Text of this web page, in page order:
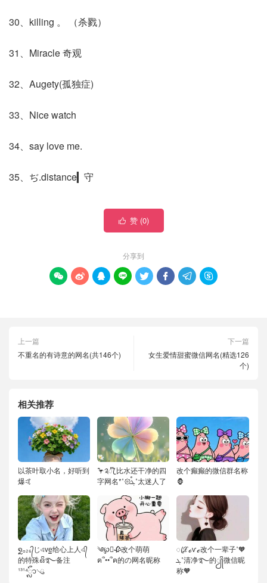
30、killing 。 （杀戮）
31、Miracle 奇观
32、Augety(孤独症)
33、Nice watch
34、say love me.
35、ぢ.distance▎守
 赞 (0)
分享到
       
上一篇
不重名的有诗意的网名(共146个)
下一篇
女生爱情甜蜜微信网名(精选126
个)
相关推荐
以茶叶取小名，好听到
爆🤙
🦩༉ꦿ໊ 比水还干净的四
字网名*˚𑁍ࠬܓ˚太迷人了
改个癫癫的微信群名称
🦍
໑ຼₒ₂₆᭄じএve͇给心上人এ᭄
的特殊ഒᩚ࿐备注
¹³¹⁴ᬽ࿙ུ
༄℘⃝🥀改个萌萌
ฅ՞••՞ฅ的の网名昵称
ꦿℒℴѵℯ改个一辈子˚🧡
ܓ˚清净࿐的ꦾᩚ微信昵
称🧡